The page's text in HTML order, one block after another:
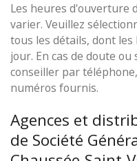
Les heures d'ouverture
varier. Veuillez
tous les détails, dont
jour. En cas de doute
conseiller par
numéros fournis.
Agences et
de Société